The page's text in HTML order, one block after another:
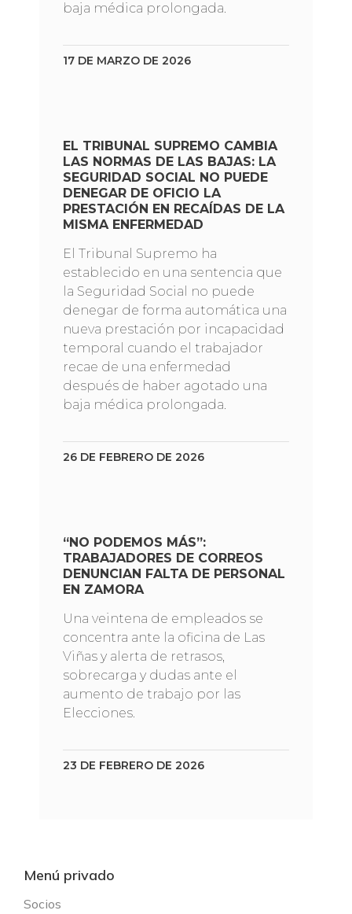
baja médica prolongada.
17 DE MARZO DE 2026
EL TRIBUNAL SUPREMO CAMBIA
LAS NORMAS DE LAS BAJAS: LA
SEGURIDAD SOCIAL NO PUEDE
DENEGAR DE OFICIO LA
PRESTACIÓN EN RECAÍDAS DE LA
MISMA ENFERMEDAD
El Tribunal Supremo ha
establecido en una sentencia que
la Seguridad Social no puede
denegar de forma automática una
nueva prestación por incapacidad
temporal cuando el trabajador
recae de una enfermedad
después de haber agotado una
baja médica prolongada.
26 DE FEBRERO DE 2026
“NO PODEMOS MÁS”:
TRABAJADORES DE CORREOS
DENUNCIAN FALTA DE PERSONAL
EN ZAMORA
Una veintena de empleados se
concentra ante la oficina de Las
Viñas y alerta de retrasos,
sobrecarga y dudas ante el
aumento de trabajo por las
Elecciones.
23 DE FEBRERO DE 2026
Menú privado
Socios